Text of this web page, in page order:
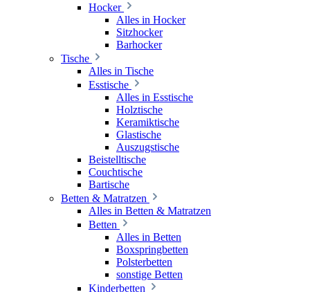
Hocker
Alles in Hocker
Sitzhocker
Barhocker
Tische
Alles in Tische
Esstische
Alles in Esstische
Holztische
Keramiktische
Glastische
Auszugstische
Beistelltische
Couchtische
Bartische
Betten & Matratzen
Alles in Betten & Matratzen
Betten
Alles in Betten
Boxspringbetten
Polsterbetten
sonstige Betten
Kinderbetten